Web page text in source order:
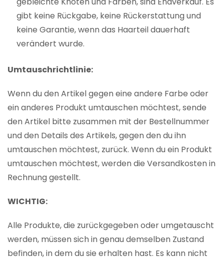
gibt keine Rückgabe, keine Rückerstattung und
keine Garantie, wenn das Haarteil dauerhaft
verändert wurde.
Umtauschrichtlinie:
Wenn du den Artikel gegen eine andere Farbe oder
ein anderes Produkt umtauschen möchtest, sende
den Artikel bitte zusammen mit der Bestellnummer
und den Details des Artikels, gegen den du ihn
umtauschen möchtest, zurück. Wenn du ein Produkt
umtauschen möchtest, werden die Versandkosten in
Rechnung gestellt.
WICHTIG:
Alle Produkte, die zurückgegeben oder umgetauscht
werden, müssen sich in genau demselben Zustand
befinden, in dem du sie erhalten hast. Es kann nicht